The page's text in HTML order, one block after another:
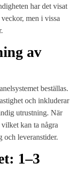
har det visat
men i vissa
av
beställas.
och inkluderar
utrustning. När
kan ta några
och leveranstider.
1–3